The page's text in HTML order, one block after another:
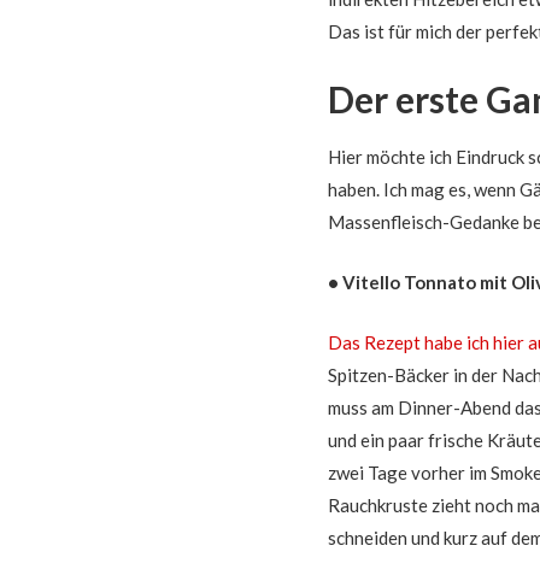
Das ist für mich der
Der erste
Hier möchte ich Eindruck
haben. Ich mag es, wenn
Massenfleisch-Gedanke
• Vitello Tonnato mit
Das Rezept habe ich hier
Spitzen-Bäcker in der
muss am Dinner-Abend
und ein paar frische
zwei Tage vorher im
Rauchkruste zieht noch
schneiden und kurz auf